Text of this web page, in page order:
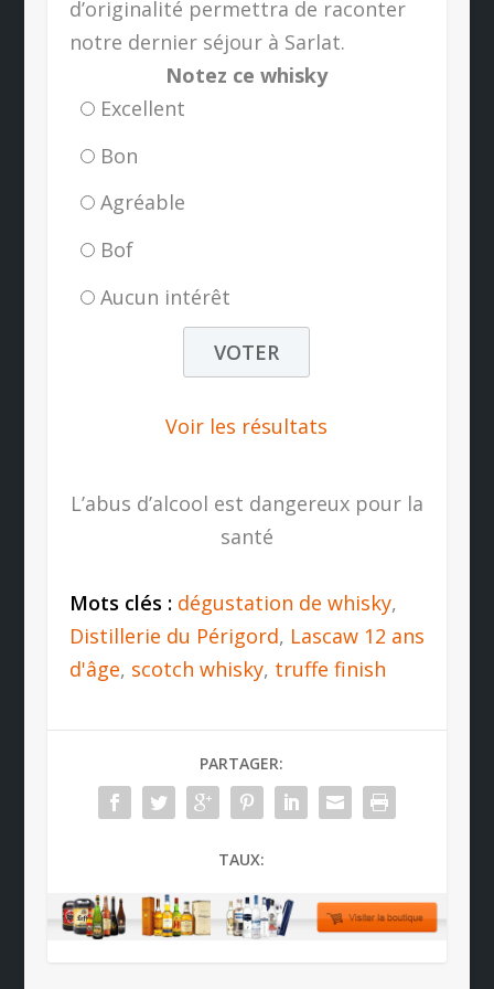
d’originalité permettra de raconter
notre dernier séjour à Sarlat.
Notez ce whisky
Excellent
Bon
Agréable
Bof
Aucun intérêt
Voir les résultats
L’abus d’alcool est dangereux pour la
santé
Mots clés : dégustation de whisky,
Distillerie du Périgord, Lascaw 12 ans
d'âge, scotch whisky, truffe finish
PARTAGER:
TAUX: